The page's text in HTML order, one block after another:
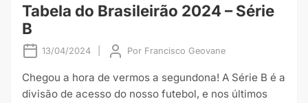
Tabela do Brasileirão 2024 – Série
B
13/04/2024 Por Francisco Geovane
Chegou a hora de vermos a segundona! A Série B é a
divisão de acesso do nosso futebol, e nos últimos